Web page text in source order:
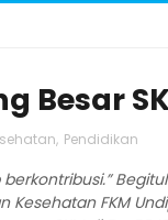
Besar
, Pendidikan
berkontribusi.”
Kesehatan FKM